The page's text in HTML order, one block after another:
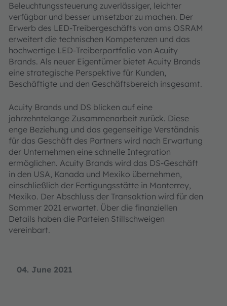
04. June 2021
Beleuchtungssteuerung zuverlässiger, leichter
verfügbar und besser umsetzbar zu machen. Der
Erwerb des LED-Treibergeschäfts von ams OSRAM
erweitert die technischen Kompetenzen und das
hochwertige LED-Treiberportfolio von Acuity
Brands. Als neuer Eigentümer bietet Acuity Brands
eine strategische Perspektive für Kunden,
Beschäftigte und den Geschäftsbereich insgesamt.
Acuity Brands und DS blicken auf eine
jahrzehntelange Zusammenarbeit zurück. Diese
enge Beziehung und das gegenseitige Verständnis
für das Geschäft des Partners wird nach Erwartung
der Unternehmen eine schnelle Integration
ermöglichen. Acuity Brands wird das DS-Geschäft
in den USA, Kanada und Mexiko übernehmen,
einschließlich der Fertigungsstätte in Monterrey,
Mexiko. Der Abschluss der Transaktion wird für den
Sommer 2021 erwartet. Über die finanziellen
Details haben die Parteien Stillschweigen
vereinbart.